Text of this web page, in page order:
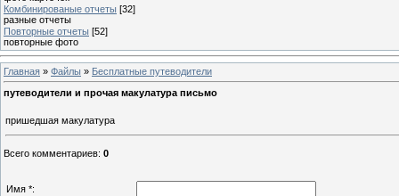
Комбинированые отчеты [32]
разные отчеты
Повторные отчеты [52]
повторные фото
Главная » Файлы » Бесплатные путеводители
путеводители и прочая макулатура письмо
пришедшая макулатура
Всего комментариев: 0
Имя *: